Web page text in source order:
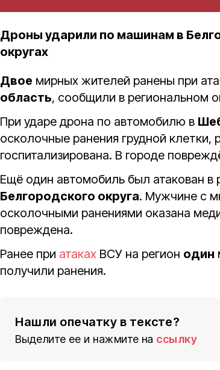
Дроны ударили по машинам в
округах
Двое мирных жителей ранены при
область, сообщили в региональном
При ударе дрона по автомобилю в
осколочные ранения грудной клетки,
госпитализирована. В городе
Ещё один автомобиль был атакован в
Белгородского округа. Мужчине с
осколочными ранениями оказана
повреждена.
Ранее при атаках ВСУ на регион один
получили ранения.
Нашли опечатку в тексте?
Выделите ее и нажмите на ссылку